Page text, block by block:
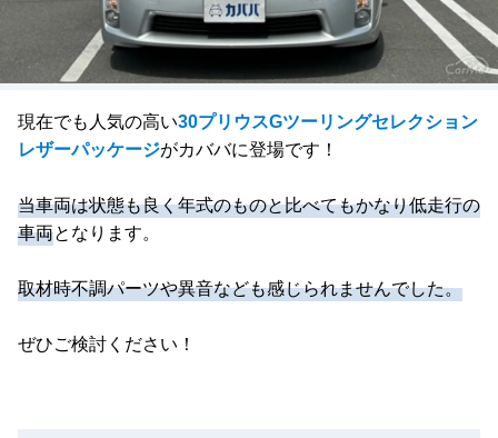
現在でも人気の高い30プリウスGツーリングセレクション
レザーパッケージがカババに登場です！
当車両は状態も良く年式のものと比べてもかなり低走行の
車両となります。
取材時不調パーツや異音なども感じられませんでした。
ぜひご検討ください！